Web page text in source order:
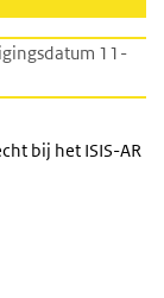
11-
bij het ISIS-AR